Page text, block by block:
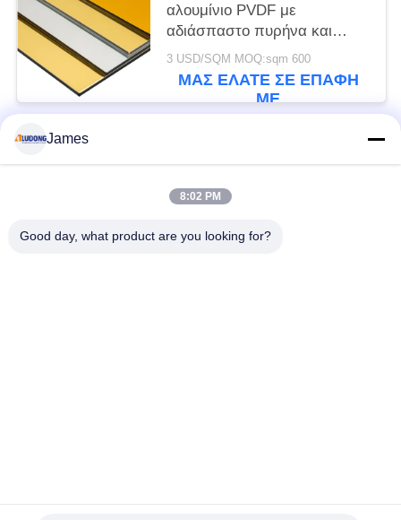
αλουμίνιο PVDF με
αδιάσπαστο πυρήνα και
γυαλιστερή επιφάνεια
3 USD/SQM MOQ:sqm 600
ΜΑΣ ΕΛΆΤΕ ΣΕ ΕΠΑΦΉ
ΜΕ
Λαϊκή κατηγορία
James
8:02 PM
Good day, what product are you looking for?